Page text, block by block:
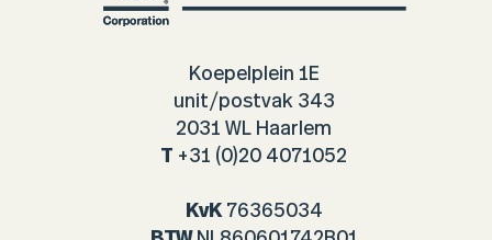
Koepelplein 1E
unit/postvak 343
2031 WL Haarlem
T+31 (0)20 4071052
KvK76365034